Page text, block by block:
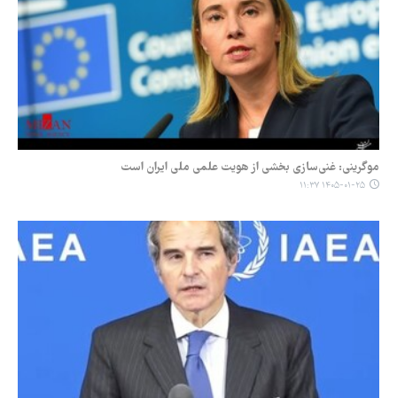
موگرینی: غنی‌سازی بخشی از هویت علمی ملی ایران است
۱۴۰۵-۰۱-۲۵ ۱۱:۳۷